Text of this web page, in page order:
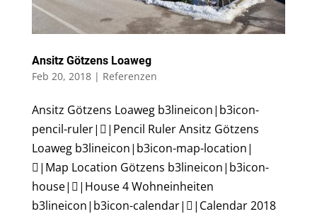
Ansitz Götzens Loaweg
Feb 20, 2018| Referenzen
Ansitz Götzens Loaweg b3lineicon|b3icon-
pencil-ruler||Pencil Ruler Ansitz Götzens
Loaweg b3lineicon|b3icon-map-location|
|Map Location Götzens b3lineicon|b3icon-
house||House 4 Wohneinheiten
b3lineicon|b3icon-calendar||Calendar 2018